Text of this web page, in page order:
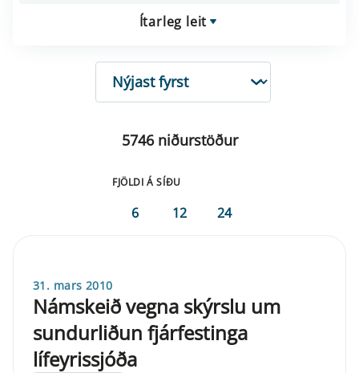
Ítarleg leit
RÖÐUN
5746 niðurstöður
FJÖLDI Á SÍÐU
6 12 24
31. mars 2010
Námskeið vegna skýrslu um
sundurliðun fjárfestinga
lífeyrissjóða